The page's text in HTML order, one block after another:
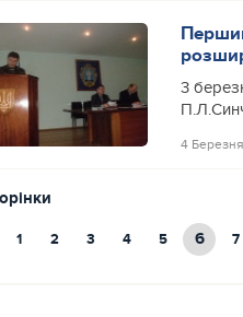
3
4
1 2 3 4 5 6 7